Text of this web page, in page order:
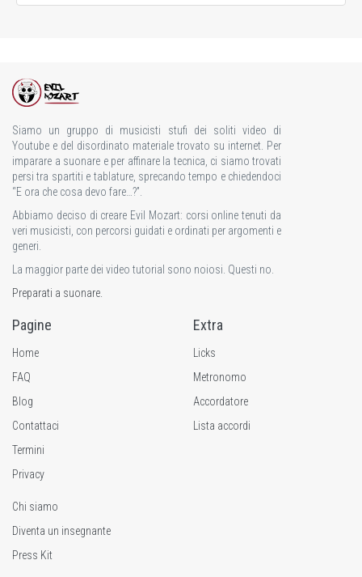
Siamo un gruppo di musicisti stufi dei soliti video di
Youtube e del disordinato materiale trovato su internet. Per
imparare a suonare e per affinare la tecnica, ci siamo trovati
persi tra spartiti e tablature, sprecando tempo e chiedendoci
“E ora che cosa devo fare…?”.
Abbiamo deciso di creare Evil Mozart: corsi online tenuti da
veri musicisti, con percorsi guidati e ordinati per argomenti e
generi.
La maggior parte dei video tutorial sono noiosi. Questi no.
Preparati a suonare.
Pagine
Home
FAQ
Blog
Contattaci
Termini
Privacy
Chi siamo
Diventa un insegnante
Press Kit
Extra
Licks
Metronomo
Accordatore
Lista accordi